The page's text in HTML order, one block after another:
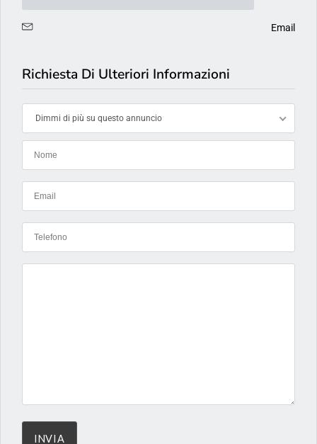
Email
Richiesta Di Ulteriori Informazioni
Dimmi di più su questo annuncio